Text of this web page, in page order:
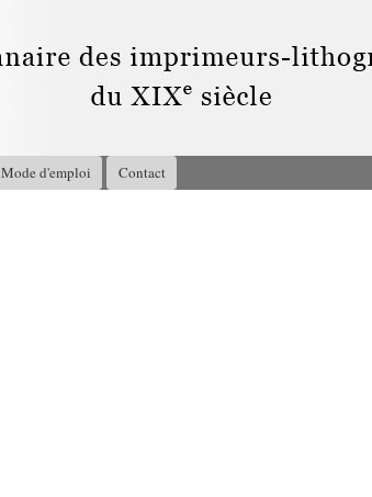
principal
Mode d'emploi Contact